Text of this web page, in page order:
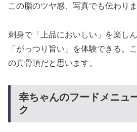
この脂のツヤ感、写真でも伝わりま
刺身で「上品においしい」を楽し
「がっつり旨い」を体験できる。
の真骨頂だと思います。
幸ちゃんのフードメニュ
ク